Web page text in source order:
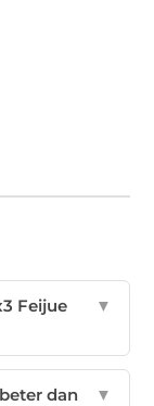
Feijue
▼
dan
▼